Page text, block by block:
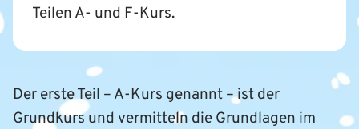
Teilen A- und F-Kurs.
Der erste Teil – A-Kurs genannt – ist der
Grundkurs und vermitteln die Grundlagen im